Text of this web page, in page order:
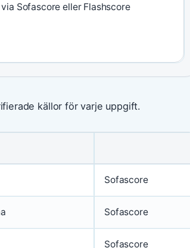
via Sofascore eller Flashscore
källor för varje uppgift.
Sofascore
Sofascore
Sofascore